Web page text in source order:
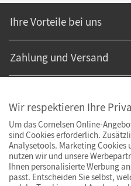
Ihre Vorteile bei uns
Zahlung und Versand
Wir respektieren Ihre
Um das Cornelsen Online-
sind Cookies erforderlich.
Analysetools. Marketing Cookies
nutzen wir und unsere
Ihnen personalisierte Werbung
passt. Entscheiden Sie selbst,